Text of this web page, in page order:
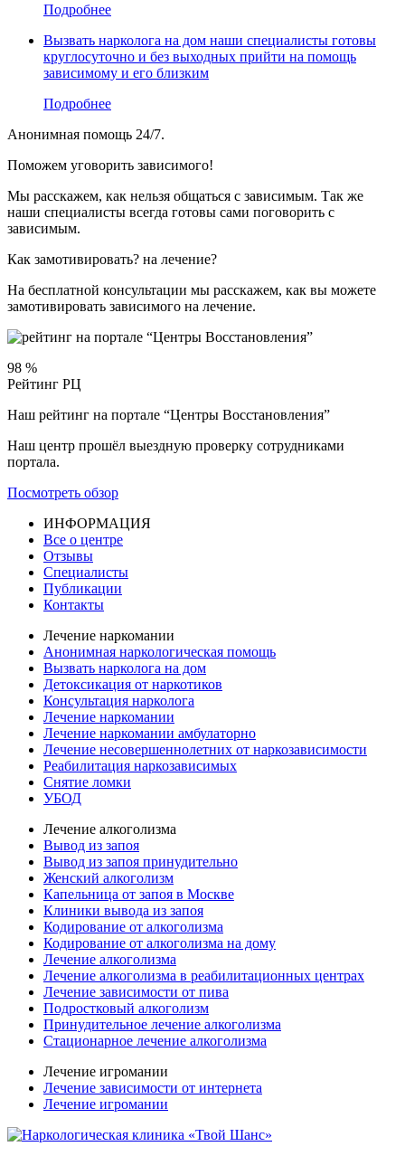
Подробнее
Вызвать нарколога на дом наши специалисты готовы
круглосуточно и без выходных прийти на помощь
зависимому и его близким
Подробнее
Анонимная помощь 24/7.
Поможем уговорить зависимого!
Мы расскажем, как нельзя общаться с зависимым. Так же
наши специалисты всегда готовы сами поговорить с
зависимым.
Как замотивировать? на лечение?
На бесплатной консультации мы расскажем, как вы можете
замотивировать зависимого на лечение.
98 %
Рейтинг РЦ
Наш рейтинг на портале “Центры Восстановления”
Наш центр прошёл выездную проверку сотрудниками
портала.
Посмотреть обзор
ИНФОРМАЦИЯ
Все о центре
Отзывы
Специалисты
Публикации
Контакты
Лечение наркомании
Анонимная наркологическая помощь
Вызвать нарколога на дом
Детоксикация от наркотиков
Консультация нарколога
Лечение наркомании
Лечение наркомании амбулаторно
Лечение несовершеннолетних от наркозависимости
Реабилитация наркозависимых
Снятие ломки
УБОД
Лечение алкоголизма
Вывод из запоя
Вывод из запоя принудительно
Женский алкоголизм
Капельница от запоя в Москве
Клиники вывода из запоя
Кодирование от алкоголизма
Кодирование от алкоголизма на дому
Лечение алкоголизма
Лечение алкоголизма в реабилитационных центрах
Лечение зависимости от пива
Подростковый алкоголизм
Принудительное лечение алкоголизма
Стационарное лечение алкоголизма
Лечение игромании
Лечение зависимости от интернета
Лечение игромании